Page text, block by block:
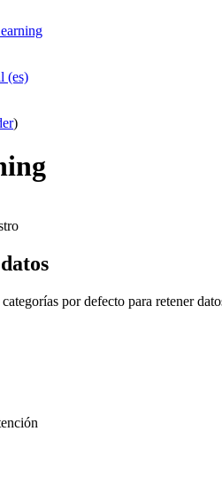
‎(es)‎
)
por defecto para retener